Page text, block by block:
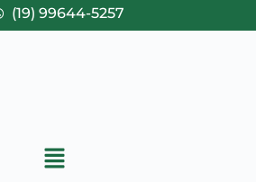
(19) 99644-5257